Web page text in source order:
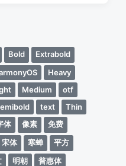
Bold
Extrabold
Heavy
Medium
otf
text
Thin
体 像素
免费
宋体 寒蝉
平方
明朝
普惠体